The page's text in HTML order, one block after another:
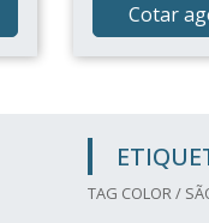
Cotar
TAG COLOR /